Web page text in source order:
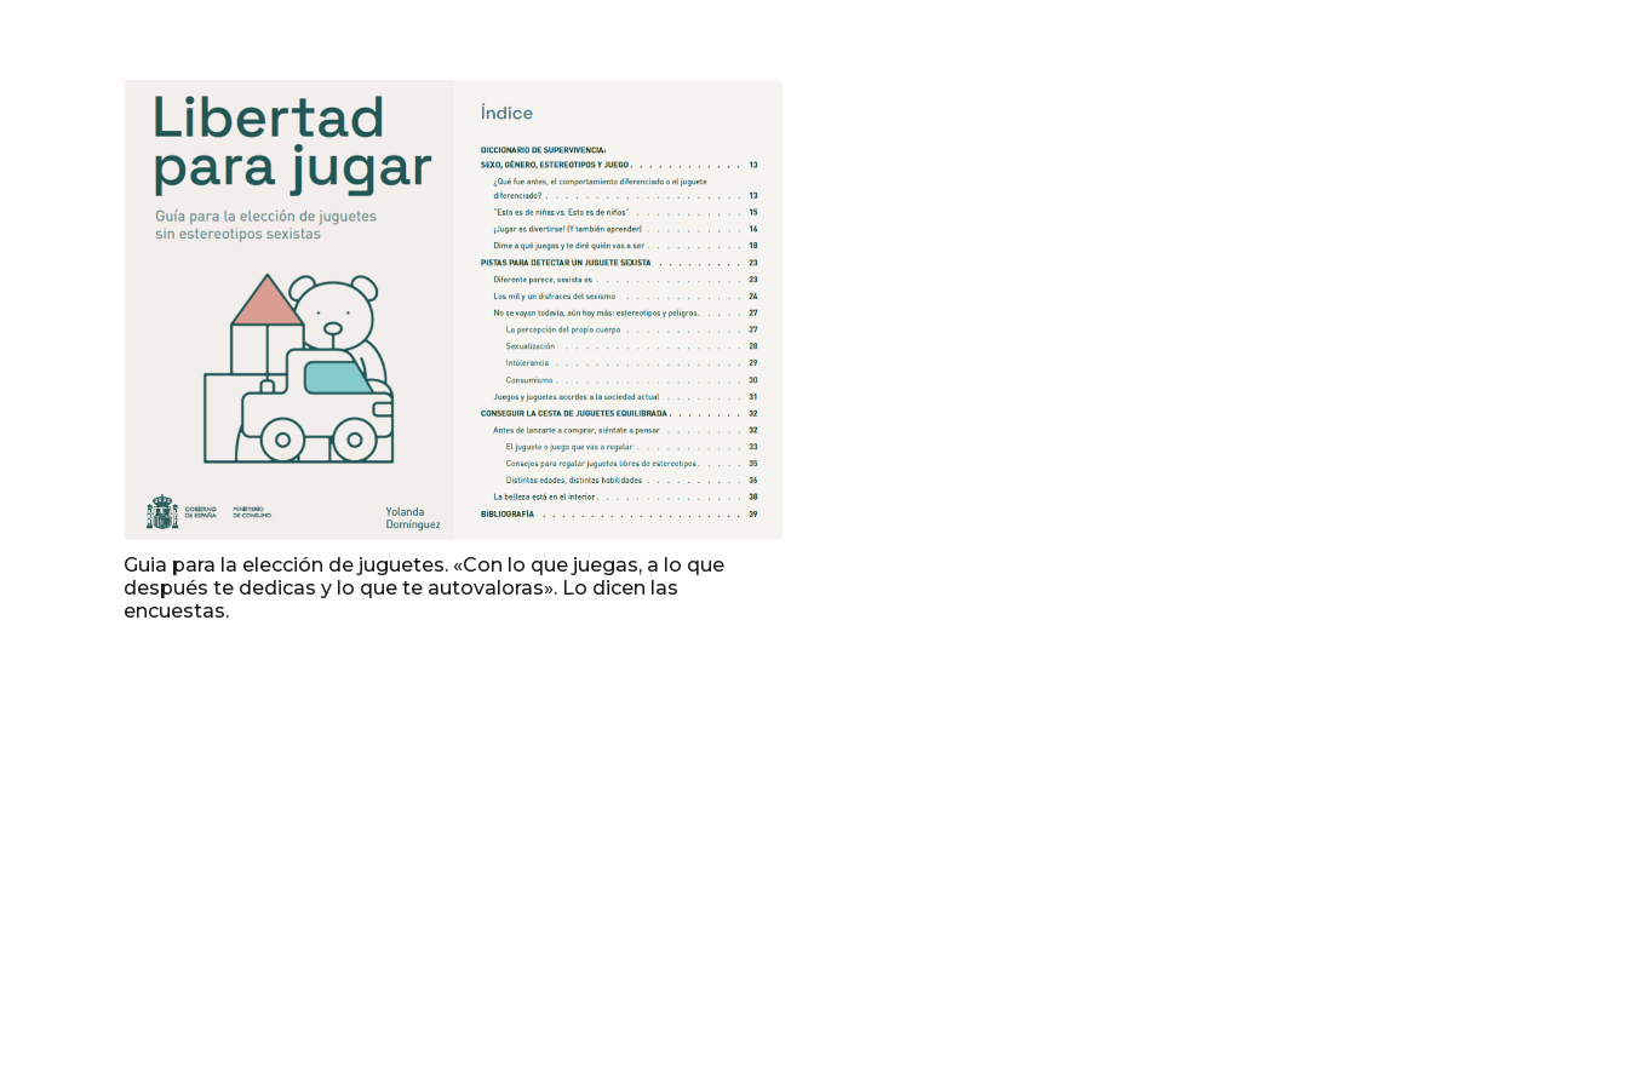
Guia para la elección de juguetes. «Con lo que juegas, a lo que
después te dedicas y lo que te autovaloras». Lo dicen las
encuestas.